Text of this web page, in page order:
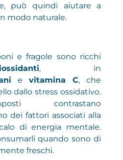
può quindi aiutare a
modo naturale.
e fragole sono ricchi
, in
evitamina C, che
dallo stress ossidativo.
contrastano
dei fattori associati alla
di energia mentale.
quando sono di
freschi.